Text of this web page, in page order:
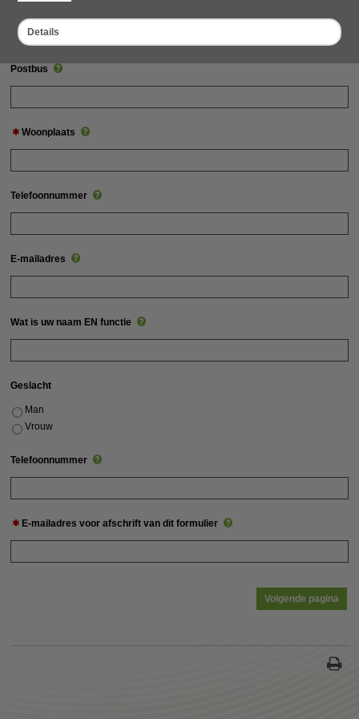
Details
Postbus
Woonplaats
Telefoonnummer
E-mailadres
Wat is uw naam EN functie
Geslacht
Man
Vrouw
Telefoonnummer
E-mailadres voor afschrift van dit formulier